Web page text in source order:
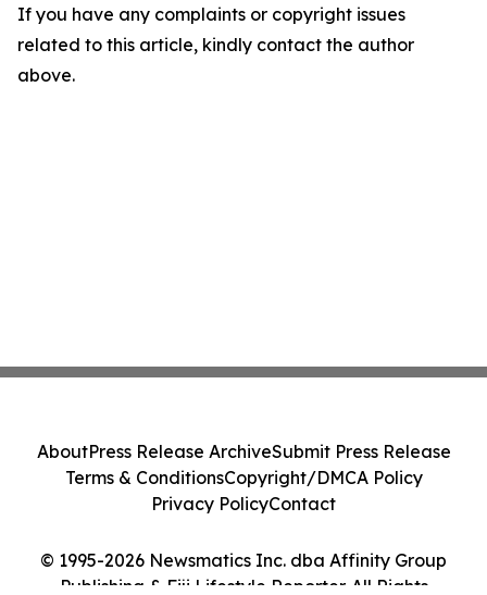
If you have any complaints or copyright issues
related to this article, kindly contact the author
above.
© 1995-2026 Newsmatics Inc. dba Affinity Group
Publishing & Fiji Lifestyle Reporter. All Rights
AboutPress Release ArchiveSubmit Press Release
Terms & ConditionsCopyright/DMCA Policy
Privacy PolicyContact